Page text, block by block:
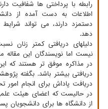
رابطه با پرداختی ها شفافیت
اطلاعات به دست آمده از
دستمزد دارند، می تواند
دهد.
دلیلهای دریافتی کمتر
نیست اما نویسندگان این
در مذاکره موفق تر هستند که
دریافتی بیشتر باشد. بگفته
دریافت پاداش برای انجام
در حالیست که اعضای هیئت
از دانشگاه ها برای دانشجویان